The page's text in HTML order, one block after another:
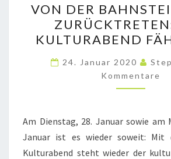
DER
DER
FÄHRT
VON DER
KULTURABEND
24. Januar 2020
Kommentare
Am Dienstag, 28. Januar sowie am
Januar ist es wieder soweit: Mit
Kulturabend steht wieder der